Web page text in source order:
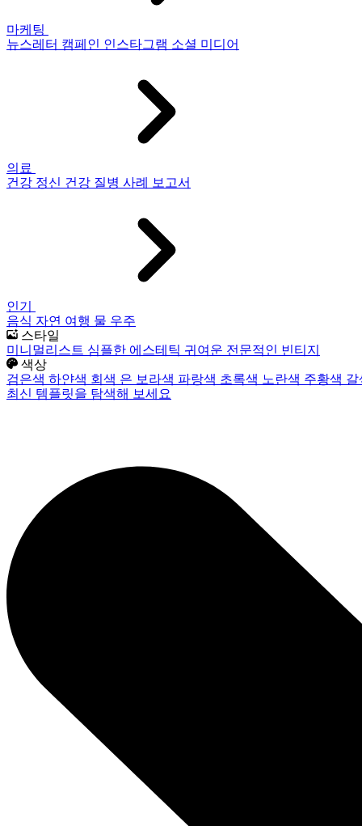
마케팅
뉴스레터 캠페인 인스타그램 소셜 미디어
의료
건강 정신 건강 질병 사례 보고서
인기
음식 자연 여행 물 우주
스타일
미니멀리스트 심플한 에스테틱 귀여운 전문적인 빈티지
색상
검은색 하얀색 회색 은 보라색 파랑색 초록색 노란색 주황색
최신 템플릿을 탐색해 보세요